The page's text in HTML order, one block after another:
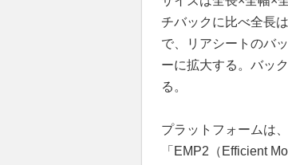
チバックに比べ全長
で、リアシートのバ
ーに拡大する。バッ
る。
プラットフォームは、
「EMP2（Efficient